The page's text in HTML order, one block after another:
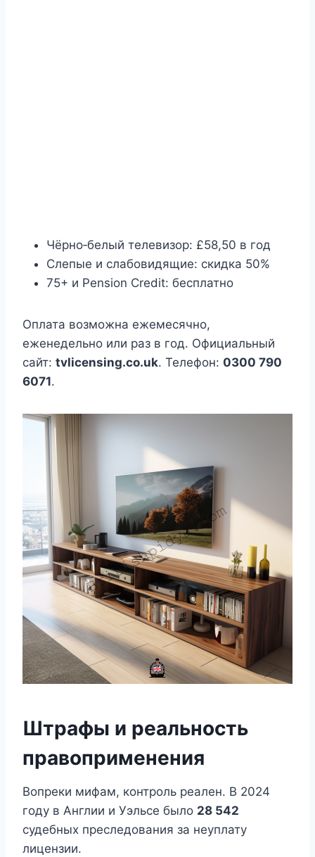
Чёрно‑белый телевизор: £58,50 в год
Слепые и слабовидящие: скидка 50%
75+ и Pension Credit: бесплатно
Оплата возможна ежемесячно,
еженедельно или раз в год. Официальный
сайт: tvlicensing.co.uk. Телефон: 0300 790
6071.
Штрафы и реальность
правоприменения
Вопреки мифам, контроль реален. В 2024
году в Англии и Уэльсе было 28 542
судебных преследования за неуплату
лицензии.